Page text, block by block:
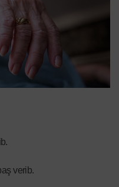
verib.